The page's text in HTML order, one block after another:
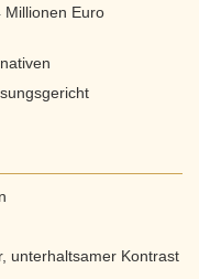
Millionen Euro
unterhaltsamer Kontrast